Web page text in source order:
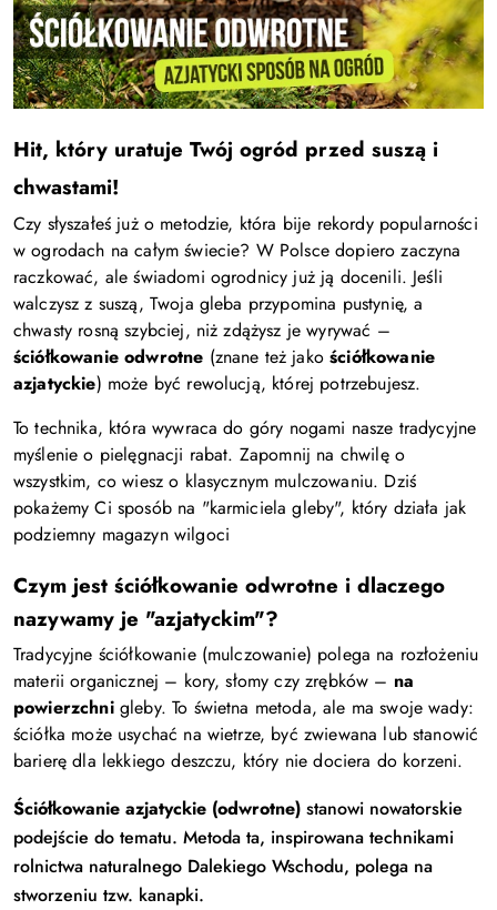
Hit, który uratuje Twój ogród przed suszą i
chwastami!
Czy słyszałeś już o metodzie, która bije rekordy popularności
w ogrodach na całym świecie? W Polsce dopiero zaczyna
raczkować, ale świadomi ogrodnicy już ją docenili. Jeśli
walczysz z suszą, Twoja gleba przypomina pustynię, a
chwasty rosną szybciej, niż zdążysz je wyrywać –
ściółkowanie odwrotne (znane też jakościółkowanie
azjatyckie) może być rewolucją, której potrzebujesz.
To technika, która wywraca do góry nogami nasze tradycyjne
myślenie o pielęgnacji rabat. Zapomnij na chwilę o
wszystkim, co wiesz o klasycznym mulczowaniu. Dziś
pokażemy Ci sposób na "karmiciela gleby", który działa jak
podziemny magazyn wilgoci
Czym jest ściółkowanie odwrotne i dlaczego
nazywamy je "azjatyckim"?
Tradycyjne ściółkowanie (mulczowanie) polega na rozłożeniu
materii organicznej – kory, słomy czy zrębków – na
powierzchnigleby. To świetna metoda, ale ma swoje wady:
ściółka może usychać na wietrze, być zwiewana lub stanowić
barierę dla lekkiego deszczu, który nie dociera do korzeni.
Ściółkowanie azjatyckie (odwrotne) stanowi nowatorskie
podejście do tematu. Metoda ta, inspirowana technikami
rolnictwa naturalnego Dalekiego Wschodu, polega na
stworzeniu tzw. kanapki.